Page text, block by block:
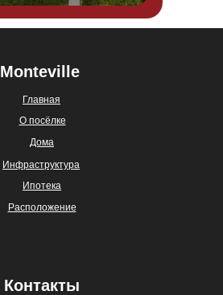
Monteville
Контакты
Главная
О посёлке
Дома
Инфраструктура
Ипотека
Расположение